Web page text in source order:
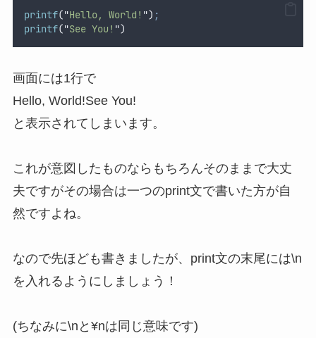
printf("Hello, World! ") ;
printf("See You! ")
画面には1行で
Hello, World!See You!
と表示されてしまいます。
これが意図したものならもちろんそのままで大丈
夫ですがその場合は一つのprint文で書いた方が自
然ですよね。
なので先ほども書きましたが、print文の末尾には\n
を入れるようにしましょう！
(ちなみに\nと¥nは同じ意味です)